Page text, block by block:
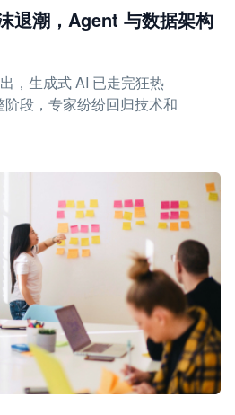
退潮，Agent 与数据架构
，生成式 AI 已走完狂热
段，专家纷纷回归技术和